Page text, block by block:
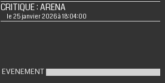
CRITIQUE : ARENA
le 25 janvier 2026 à 18:04:00
EVENEMENT